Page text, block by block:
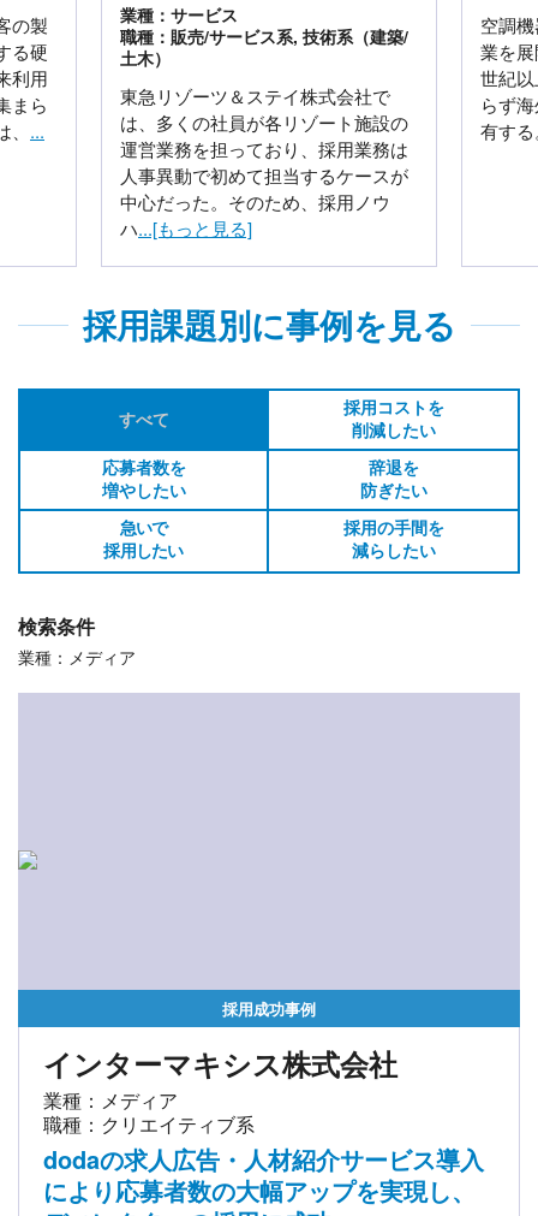
の製
る硬
利用
まら
...
業種：サービス
職種：販売/サービス系, 技術系（建築/
土木）
東急リゾーツ＆ステイ株式会社で
は、多くの社員が各リゾート施設の
運営業務を担っており、採用業務は
人事異動で初めて担当するケースが
中心だった。そのため、採用ノウ
ハ...[もっと見る]
空調
業を
世紀
らず
有す
採用課題別に事例を見る
すべて
採用コストを
削減したい
応募者数を
増やしたい
辞退を
防ぎたい
急いで
採用したい
採用の手間を
減らしたい
検索条件
業種：メディア
採用成功事例
インターマキシス株式会社
業種：メディア
職種：クリエイティブ系
dodaの求人広告・人材紹介サービス導入
により応募者数の大幅アップを実現し、